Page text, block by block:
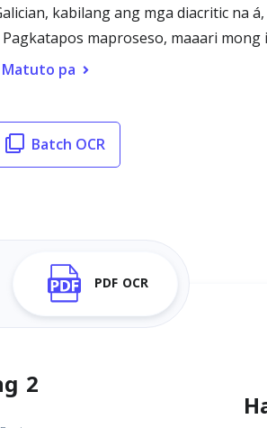
kabilang ang mga diacritic na
maproseso, maaari
Matuto pa
Batch OCR
PDF OCR
2